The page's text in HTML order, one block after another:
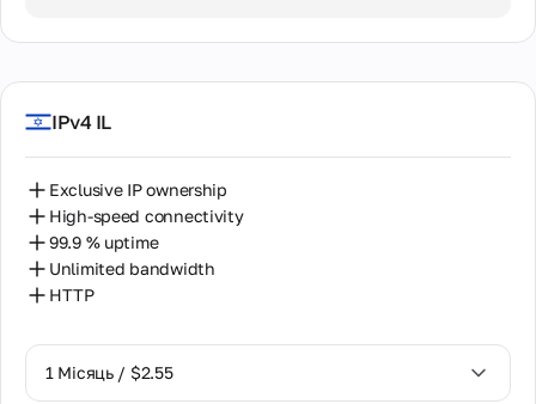
IPv4 IL
Exclusive IP ownership
High-speed connectivity
99.9 % uptime
Unlimited bandwidth
HTTP
1 Місяць / $2.55